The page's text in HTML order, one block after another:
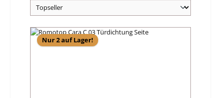
Nur 2 auf Lager!